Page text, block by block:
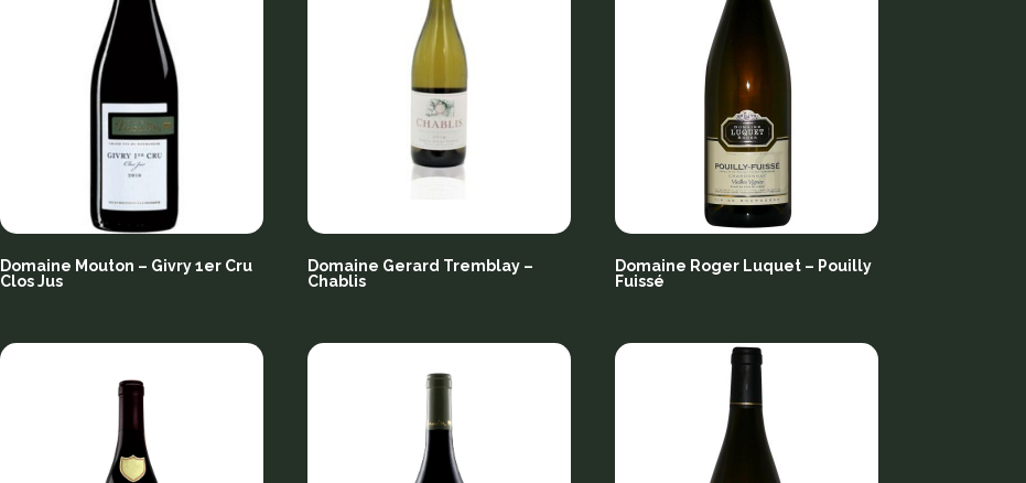
Domaine Mouton – Givry 1er Cru
Clos Jus
Domaine Gerard Tremblay –
Chablis
Domaine Roger Luquet – Pouilly
Fuissé